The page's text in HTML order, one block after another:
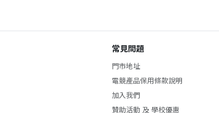
常見問題
門市地址
電競產品保用條款說明
加入我們
贊助活動 及 學校優惠